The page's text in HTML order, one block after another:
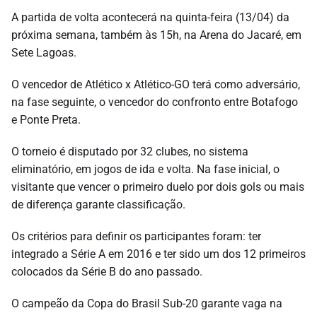
A partida de volta acontecerá na quinta-feira (13/04) da
próxima semana, também às 15h, na Arena do Jacaré, em
Sete Lagoas.
O vencedor de Atlético x Atlético-GO terá como adversário,
na fase seguinte, o vencedor do confronto entre Botafogo
e Ponte Preta.
O torneio é disputado por 32 clubes, no sistema
eliminatório, em jogos de ida e volta. Na fase inicial, o
visitante que vencer o primeiro duelo por dois gols ou mais
de diferença garante classificação.
Os critérios para definir os participantes foram: ter
integrado a Série A em 2016 e ter sido um dos 12 primeiros
colocados da Série B do ano passado.
O campeão da Copa do Brasil Sub-20 garante vaga na